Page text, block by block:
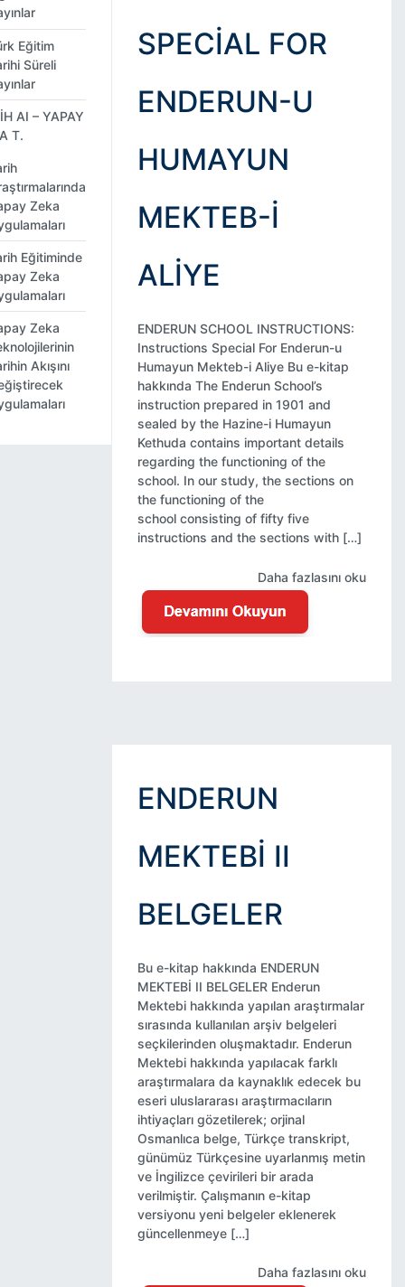
SPECIAL FOR
ENDERUN-U
HUMAYUN
MEKTEB-I
ALIYE
ENDERUN SCHOOL INSTRUCTIONS:
Instructions Special For Enderun-u
Humayun Mekteb-i Aliye Bu e-kitap
hakkında The Enderun School’s
instruction prepared in 1901 and
sealed by the Hazine-i Humayun
Kethuda contains important details
regarding the functioning of the
school. In our study, the sections on
the functioning of the
school consisting of fifty five
instructions and the sections with […]
Daha fazlasını oku
ENDERUN
MEKTEBİ II
BELGELER
Bu e-kitap hakkında ENDERUN
MEKTEBİ II BELGELER Enderun
Mektebi hakkında yapılan araştırmalar
sırasında kullanılan arşiv belgeleri
seçkilerinden oluşmaktadır. Enderun
Mektebi hakkında yapılacak farklı
araştırmalara da kaynaklık edecek bu
eseri uluslararası araştırmacıların
ihtiyaçları gözetilerek; orjinal
Osmanlıca belge, Türkçe transkript,
günümüz Türkçesine uyarlanmış metin
ve İngilizce çevirileri bir arada
verilmiştir. Çalışmanın e-kitap
versiyonu yeni belgeler eklenerek
güncellenmeye […]
Daha fazlasını oku
Eğitim
Süreli
AI – YAPAY
T.
Zeka
Eğitiminde
Zeka
Zeka
Akışını